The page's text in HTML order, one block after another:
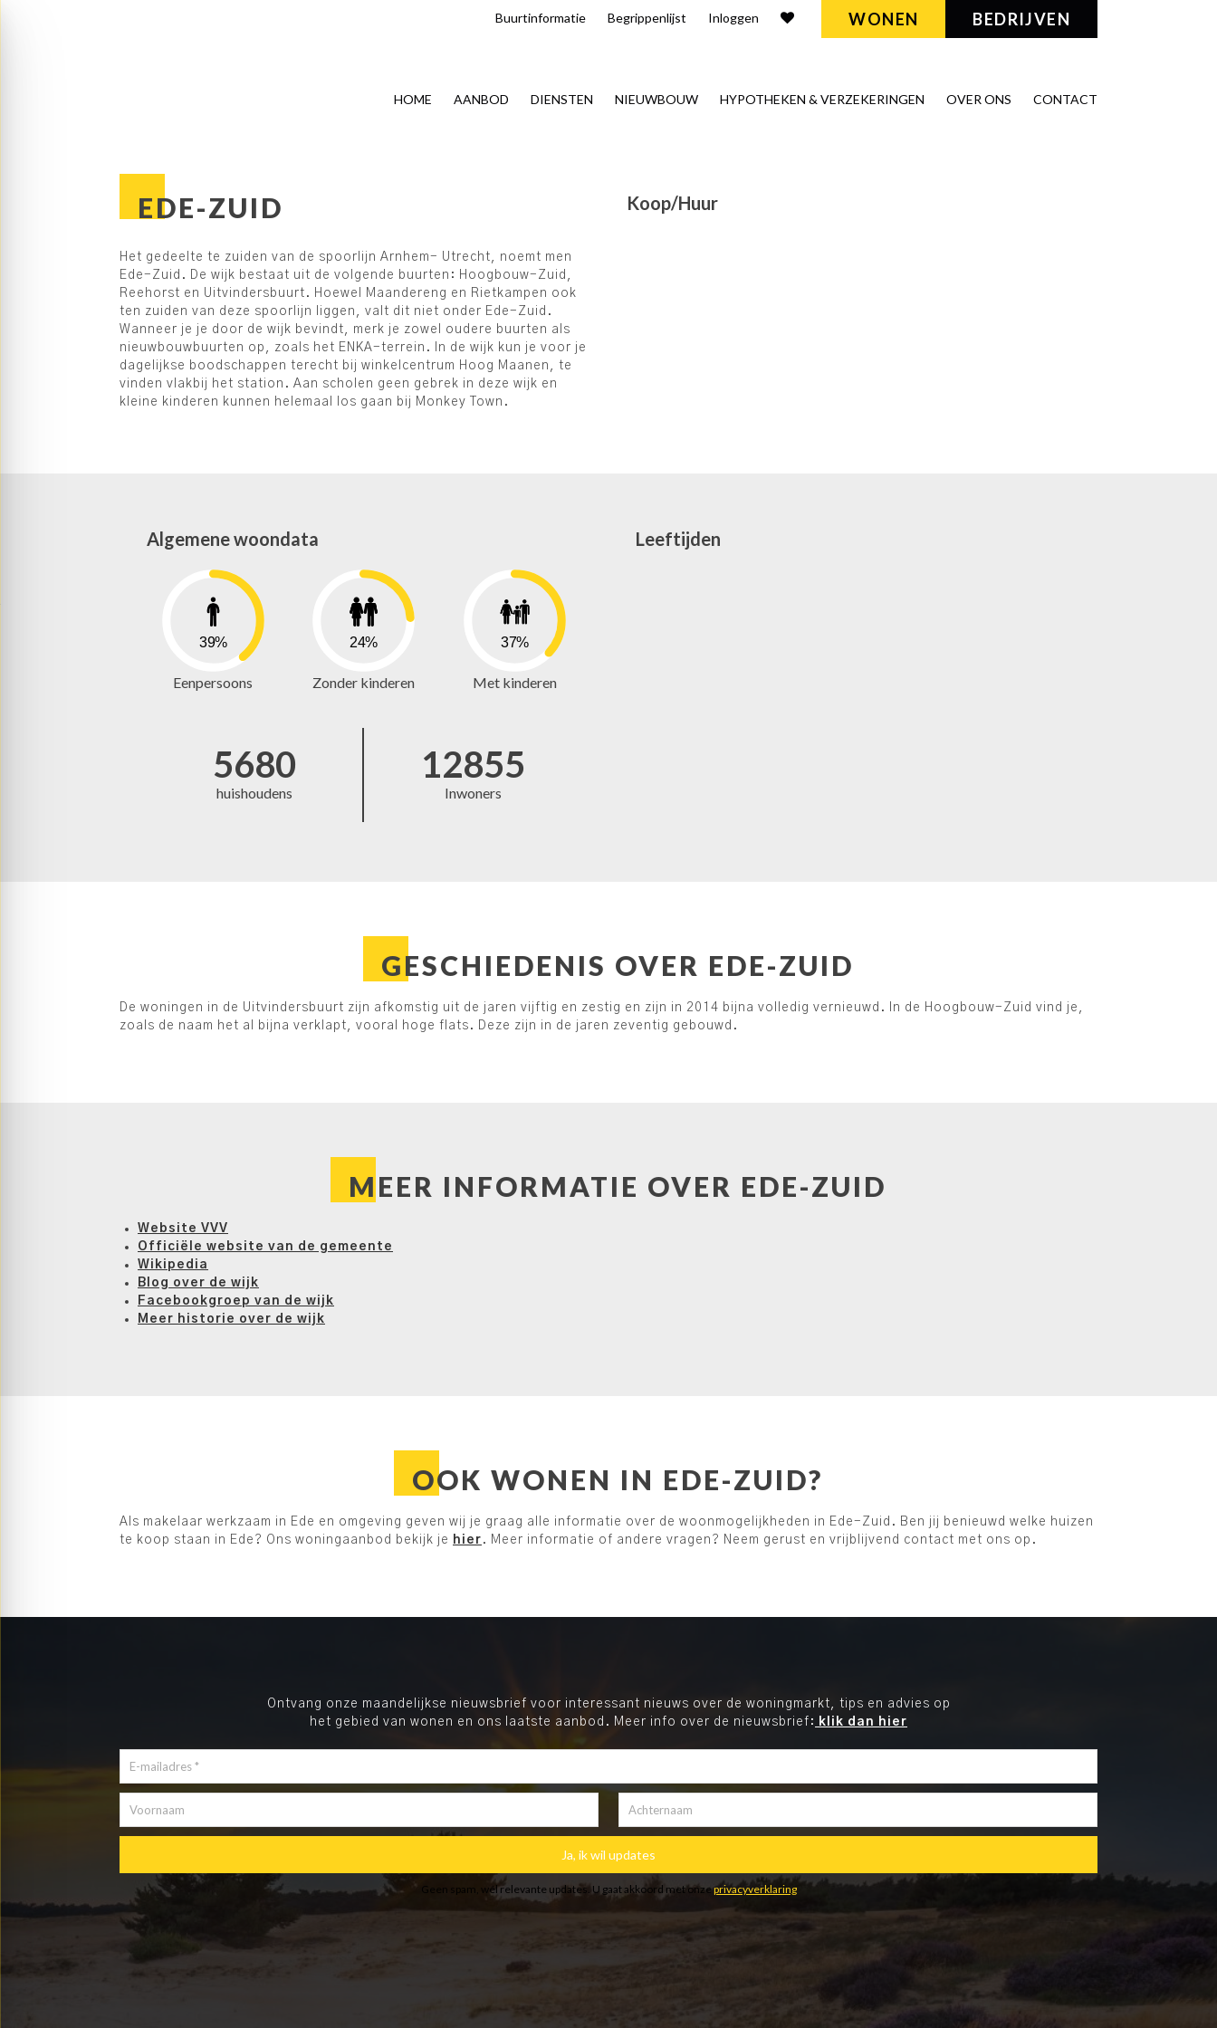
WONEN BEDRIJVEN
Buurt​informatie Begrippenlijst Inloggen
HOME AANBOD DIENSTEN NIEUWBOUW HYPOTHEKEN & VERZEKERINGEN OVER ONS CONTACT
EDE-ZUID
Het gedeelte te zuiden van de spoorlijn Arnhem- Utrecht, noemt men
Ede-Zuid. De wijk bestaat uit de volgende buurten: Hoogbouw-Zuid,
Reehorst en Uitvindersbuurt. Hoewel Maandereng en Rietkampen ook
ten zuiden van deze spoorlijn liggen, valt dit niet onder Ede-Zuid.
Wanneer je je door de wijk bevindt, merk je zowel oudere buurten als
nieuwbouwbuurten op, zoals het ENKA-terrein. In de wijk kun je voor je
dagelijkse boodschappen terecht bij winkelcentrum Hoog Maanen, te
vinden vlakbij het station. Aan scholen geen gebrek in deze wijk en
kleine kinderen kunnen helemaal los gaan bij Monkey Town.
Koop/Huur
Algemene woondata
39%
Eenpersoons
24%
Zonder kinderen
37%
Met kinderen
5680
huishoudens
12855
Inwoners
Leeftijden
GESCHIEDENIS OVER EDE-ZUID
De woningen in de Uitvindersbuurt zijn afkomstig uit de jaren vijftig en zestig en zijn in 2014 bijna volledig vernieuwd. In de Hoogbouw-Zuid vind je,
zoals de naam het al bijna verklapt, vooral hoge flats. Deze zijn in de jaren zeventig gebouwd.
MEER INFORMATIE OVER EDE-ZUID
Website VVV
Officiële website van de gemeente
Wikipedia
Blog over de wijk
Facebookgroep van de wijk
Meer historie over de wijk
OOK WONEN IN EDE-ZUID?
Als makelaar werkzaam in Ede en omgeving geven wij je graag alle informatie over de woonmogelijkheden in Ede-Zuid. Ben jij benieuwd welke huizen
te koop staan in Ede? Ons woningaanbod bekijk je hier . Meer informatie of andere vragen? Neem gerust en vrijblijvend contact met ons op.
Ontvang onze maandelijkse nieuwsbrief voor interessant nieuws over de woningmarkt, tips en advies op
het gebied van wonen en ons laatste aanbod. Meer info over de nieuwsbrief: klik dan hier